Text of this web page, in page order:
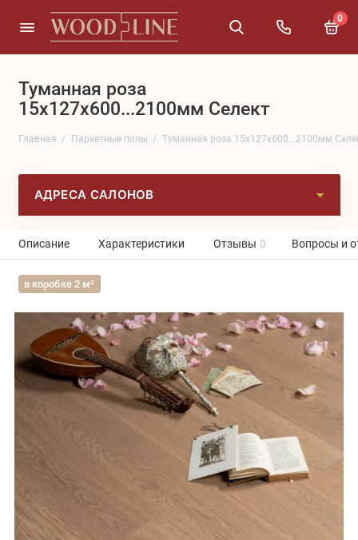
0
Туманная роза
15x127x600...2100мм Селект
Главная Паркетные полы Туманная роза 15x127x600...2100мм
АДРЕСА САЛОНОВ
Описание Характеристики Отзывы 0 Вопросы и
в коробке 2 м²